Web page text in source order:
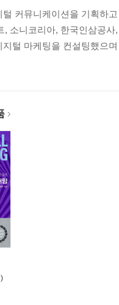
들
리뷰의 결과물을 예측하라
는 것들
질문으로
어
어
는
으로
식으로
과적인 포토 리뷰
시도가 중요
털 커뮤니케이션을 기획하
, 소니코리아, 한국인삼공
지털 마케팅을 컨설팅했으